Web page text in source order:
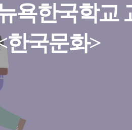
욕한국학교
한국문화>